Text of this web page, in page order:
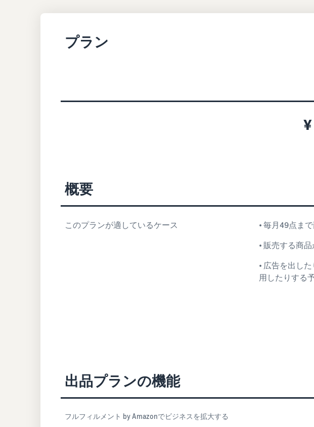
プラン
¥
概要
このプランが適しているケース • 毎月49点ま
• 販売する商
• 広告を出し
用したりする
出品プランの機能
フルフィルメント by Amazonでビジネスを拡大する